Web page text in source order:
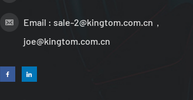
Email : sale-2@kingtom.com.cn，
joe@kingtom.com.cn